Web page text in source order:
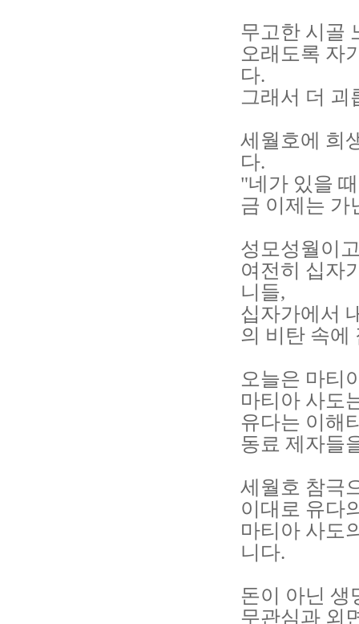
무고한 시골
오래도록 자
다.
그래서 더 괴
세월호에 희
다.
"네가 있을
금 이제는 가
성모성월이
여전히 십자
니들,
십자가에서
의 비탄 속에
오늘은 마티
마티아 사도
유다는 이해
동료 제자들
세월호 참극
이대로 유다
마티아 사도
니다.
돈이 아닌 생
무관심과 외